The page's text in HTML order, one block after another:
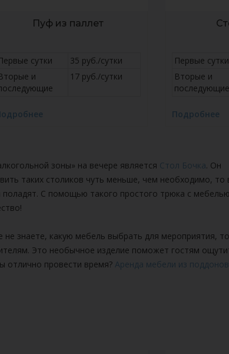
Пуф из паллет
сутки
35 руб./сутки
и
17 руб./сутки
Первые сутки
Вторые и
последующие
Подробнее
зоны» на вечере является Стол Бочка. Он
таких столиков чуть меньше, чем необходимо, то
поладят. С помощью такого простого трюка с
не знаете, какую мебель выбрать для мероприятия, то
Это необычное изделие поможет гостям
отлично провести время? Аренда мебели из